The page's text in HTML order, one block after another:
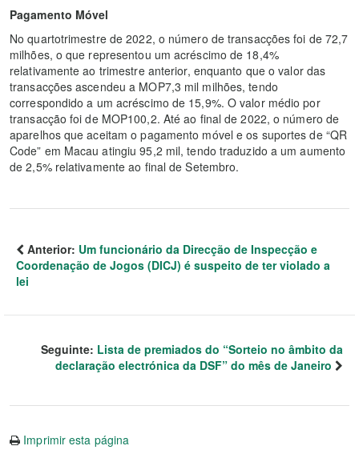
Pagamento Móvel
No quartotrimestre de 2022, o número de transacções foi de 72,7
milhões, o que representou um acréscimo de 18,4%
relativamente ao trimestre anterior, enquanto que o valor das
transacções ascendeu a MOP7,3 mil milhões, tendo
correspondido a um acréscimo de 15,9%. O valor médio por
transacção foi de MOP100,2. Até ao final de 2022, o número de
aparelhos que aceitam o pagamento móvel e os suportes de “QR
Code” em Macau atingiu 95,2 mil, tendo traduzido a um aumento
de 2,5% relativamente ao final de Setembro.
Anterior: Um funcionário da Direcção de Inspecção e
Coordenação de Jogos (DICJ) é suspeito de ter violado a
lei
Seguinte: Lista de premiados do “Sorteio no âmbito da
declaração electrónica da DSF” do mês de Janeiro
Imprimir esta página